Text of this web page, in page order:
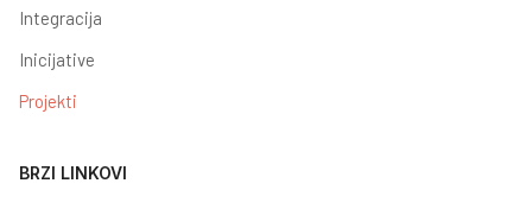
Integracija
Inicijative
Projekti
BRZI LINKOVI